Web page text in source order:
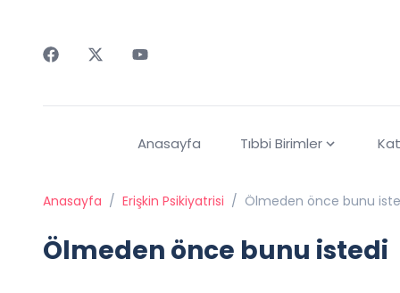
Anasayfa Tıbbi Birimler
Anasayfa / Erişkin Psikiyatrisi / Ölmeden önce bunu
Ölmeden önce bunu istedi